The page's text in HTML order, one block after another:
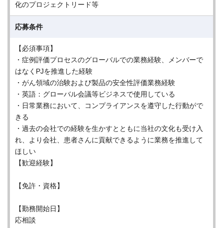
化のプロジェクトリード等
応募条件
【必須事項】
・症例評価プロセスのグローバルでの業務経験、メンバーで
はなくPJを推進した経験
・がん領域の治験および製品の安全性評価業務経験
・英語：グローバル会議等ビジネスで使用している
・日常業務において、コンプライアンスを遵守した行動がで
きる
・過去の会社での経験を生かすとともに当社の文化も受け入
れ、より会社、患者さんに貢献できるように業務を推進して
ほしい
【歓迎経験】
【免許・資格】
【勤務開始日】
応相談